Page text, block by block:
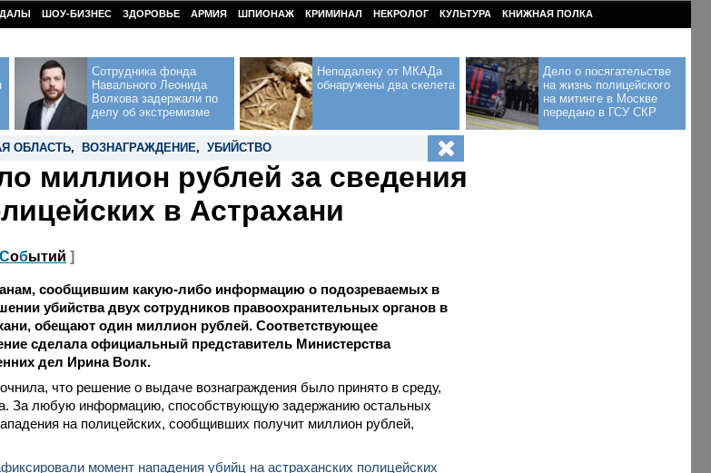
ШОУ-БИЗНЕС ЗДОРОВЬЕ АРМИЯ ШПИОНАЖ КРИМИНАЛ НЕКРОЛОГ КУЛЬТУРА КНИЖНАЯ ПОЛКА
Сотрудника фонда
Навального Леонида
Волкова задержали по
делу об экстремизме
Неподалеку от МКАДа
обнаружены два скелета
Дело о посягательстве
на жизнь полицейского
на митинге в Москве
передано в ГСУ СКР
ОБЛАСТЬ, ВОЗНАГРАЖДЕНИЕ, УБИЙСТВО
миллион рублей за сведения
в Астрахани
Событий ]
сообщившим какую-либо информацию о подозреваемых в
убийства двух сотрудников правоохранительных органов в
обещают один миллион рублей. Соответствующее
сделала официальный представитель Министерства
дел Ирина Волк.
что решение о выдаче вознаграждения было принято в среду,
За любую информацию, способствующую задержанию остальных
на полицейских, сообщивших получит миллион рублей,
момент нападения убийц на астраханских полицейских